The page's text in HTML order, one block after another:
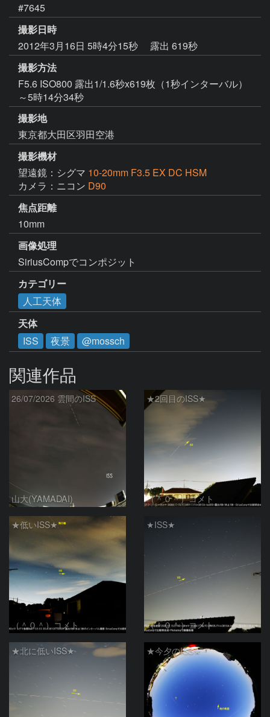
#7645
撮影日時
2012年3月16日 5時4分15秒
露出 619秒
撮影方法
F5.6 ISO800 露出1/1.6秒x619枚（1秒インターバル）
～5時14分34秒
撮影地
東京都大田区羽田空港
撮影機材
望遠鏡：シグマ 10-20mm F3.5 EX DC HSM
カメラ：ニコン D90
焦点距離
10mm
画像処理
SiriusCompでコンポジット
カテゴリー
人工天体
天体
ISS
夜景 @mossch
関連作品
26/07/2026 雲間のISS
山大(YAMADAI)
★2回目のISS★
（＾０＾）コメト
★低いISS★
（＾０＾）コメト
★ISS★
（＾０＾）コメト
★北に低いISS★ ★今夕のISS★